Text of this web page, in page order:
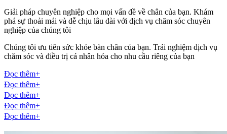
Giải pháp chuyên nghiệp cho mọi vấn đề về chân của bạn. Khám
phá sự thoải mái và dễ chịu lâu dài với dịch vụ chăm sóc chuyên
nghiệp của chúng tôi
Chúng tôi ưu tiên sức khỏe bàn chân của bạn. Trải nghiệm dịch vụ
chăm sóc và điều trị cá nhân hóa cho nhu cầu riêng của bạn
Đọc thêmㅤㅤ‎‎‎‎‎‏‎‏‎‏‎‏‎‏‎+
Đọc thêmㅤㅤ‎‎‎‎‎‏‎‏‎‏‎‏‎‏‎+
Đọc thêmㅤㅤ‎‎‎‎‎‏‎‏‎‏‎‏‎‏‎+
Đọc thêmㅤㅤ‎‎‎‎‎‏‎‏‎‏‎‏‎‏‎+
Đọc thêmㅤㅤ‎‎‎‎‎‏‎‏‎‏‎‏‎‏‎+